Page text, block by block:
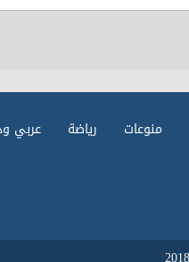
منوعات رياضة عربي